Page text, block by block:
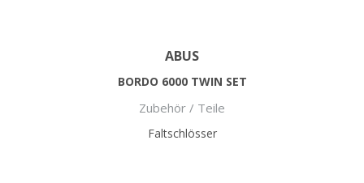
ABUS
BORDO 6000 TWIN SET
Zubehör / Teile
Faltschlösser